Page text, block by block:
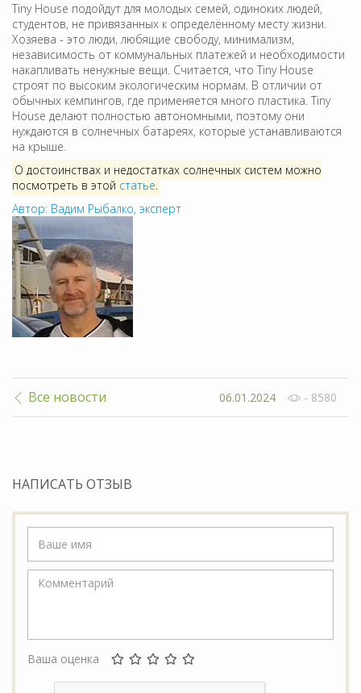
Tiny House подойдут для молодых семей, одиноких людей,
студентов, не привязанных к определённому месту жизни.
Хозяева - это люди, любящие свободу, минимализм,
независимость от коммунальных платежей и необходимости
накапливать ненужные вещи. Считается, что Tiny House
строят по высоким экологическим нормам. В отличии от
обычных кемпингов, где применяется много пластика. Tiny
House делают полностью автономными, поэтому они
нуждаются в солнечных батареях, которые устанавливаются
на крыше.
О достоинствах и недостатках солнечных систем можно
посмотреть в этой статье.
Автор: Вадим Рыбалко, эксперт
Все новости 06.01.2024 - 8580
НАПИСАТЬ ОТЗЫВ
Ваша оценка